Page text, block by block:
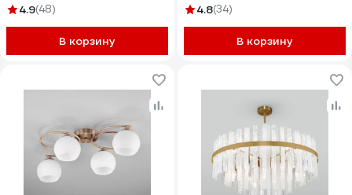
4.9(48)
В корзину
4.8(34)
В корзину